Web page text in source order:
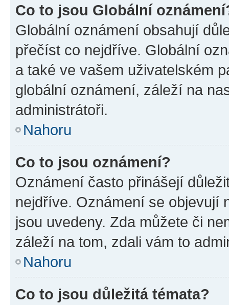
Co to jsou Globální
Globální oznámení obsahují
přečíst co nejdříve. Globální
a také ve vašem uživatelském
globální oznámení, záleží na
administrátoři.
Nahoru
Co to jsou oznámení?
Oznámení často přinášejí
nejdříve. Oznámení se objevují
jsou uvedeny. Zda můžete či
záleží na tom, zdali vám to
Nahoru
Co to jsou důležitá témata?